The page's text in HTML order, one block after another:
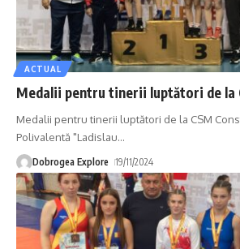
ACTUAL
Medalii pentru tinerii luptători de la
Medalii pentru tinerii luptători de la CSM
Polivalentă "Ladislau…
Dobrogea Explore 19/11/2024